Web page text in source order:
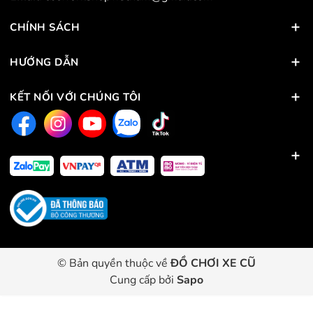
CHÍNH SÁCH
HƯỚNG DẪN
KẾT NỐI VỚI CHÚNG TÔI
© Bản quyền thuộc vềĐỒ CHƠI XE CŨ
Cung cấp bởi Sapo